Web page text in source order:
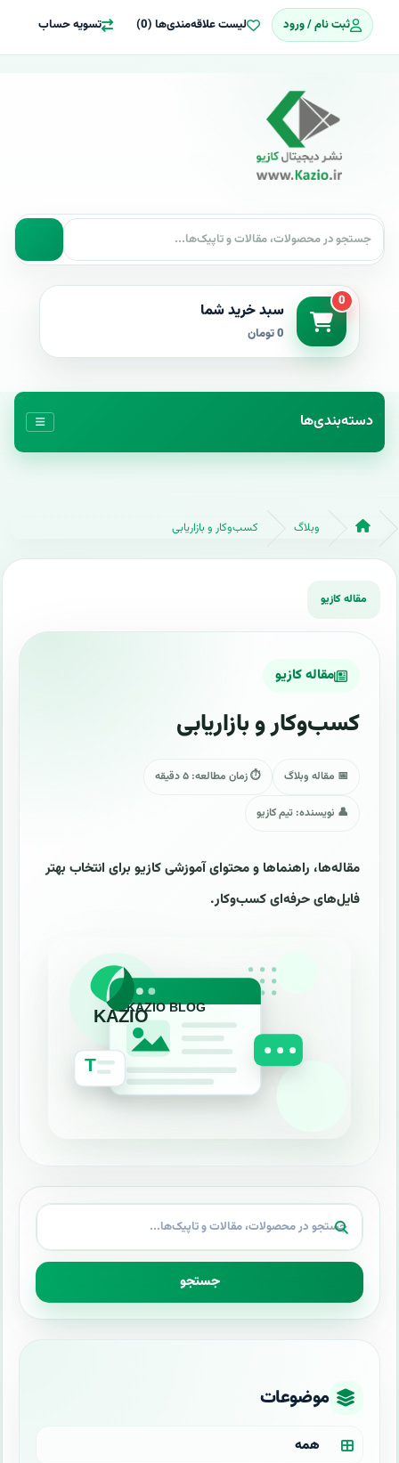
ثبت نام / ورود لیست علاقه‌مندی‌ها (0) تسویه حساب
0 سبد خرید شما
0 تومان
دسته‌بندی‌ها
وبلاگ کسب‌وکار و بازاریابی
مقاله کازیو
کسب‌وکار و بازاریابی
📅 مقاله وبلاگ ⏱ زمان مطالعه: ۵ دقیقه
👤 نویسنده: تیم کازیو
مقاله‌ها، راهنماها و محتوای آموزشی کازیو برای انتخاب بهتر
فایل‌های حرفه‌ای کسب‌وکار.
جستجو
موضوعات
همه